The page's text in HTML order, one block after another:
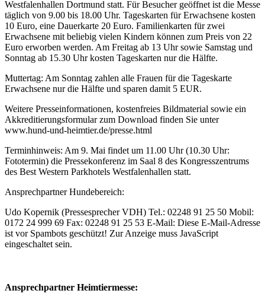
Westfalenhallen Dortmund statt. Für Besucher geöffnet ist die Messe
täglich von 9.00 bis 18.00 Uhr. Tageskarten für Erwachsene kosten
10 Euro, eine Dauerkarte 20 Euro. Familienkarten für zwei
Erwachsene mit beliebig vielen Kindern können zum Preis von 22
Euro erworben werden. Am Freitag ab 13 Uhr sowie Samstag und
Sonntag ab 15.30 Uhr kosten Tageskarten nur die Hälfte.
Muttertag: Am Sonntag zahlen alle Frauen für die Tageskarte
Erwachsene nur die Hälfte und sparen damit 5 EUR.
Weitere Presseinformationen, kostenfreies Bildmaterial sowie ein
Akkreditierungsformular zum Download finden Sie unter
www.hund-und-heimtier.de/presse.html
Terminhinweis: Am 9. Mai findet um 11.00 Uhr (10.30 Uhr:
Fototermin) die Pressekonferenz im Saal 8 des Kongresszentrums
des Best Western Parkhotels Westfalenhallen statt.
Ansprechpartner Hundebereich:
Udo Kopernik (Pressesprecher VDH) Tel.: 02248 91 25 50 Mobil:
0172 24 999 69 Fax: 02248 91 25 53 E-Mail: Diese E-Mail-Adresse
ist vor Spambots geschützt! Zur Anzeige muss JavaScript
eingeschaltet sein.
Ansprechpartner Heimtiermesse: